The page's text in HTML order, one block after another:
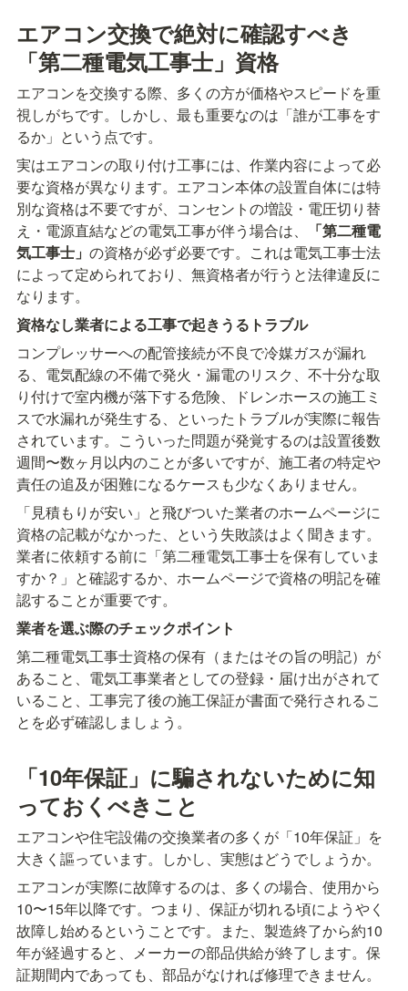
エアコン交換で絶対に確認すべき
「第二種電気工事士」資格
エアコンを交換する際、多くの方が価格やスピードを重
視しがちです。しかし、最も重要なのは「誰が工事をす
るか」という点です。
実はエアコンの取り付け工事には、作業内容によって必
要な資格が異なります。エアコン本体の設置自体には特
別な資格は不要ですが、コンセントの増設・電圧切り替
え・電源直結などの電気工事が伴う場合は、
「第二種電
気工事士」 の資格が必ず必要です。これは電気工事士法
によって定められており、無資格者が行うと法律違反に
なります。
資格なし業者による工事で起きうるトラブル
コンプレッサーへの配管接続が不良で冷媒ガスが漏れ
る、電気配線の不備で発火・漏電のリスク、不十分な取
り付けで室内機が落下する危険、ドレンホースの施工ミ
スで水漏れが発生する、といったトラブルが実際に報告
されています。こういった問題が発覚するのは設置後数
週間〜数ヶ月以内のことが多いですが、施工者の特定や
責任の追及が困難になるケースも少なくありません。
「見積もりが安い」と飛びついた業者のホームページに
資格の記載がなかった、という失敗談はよく聞きます。
業者に依頼する前に「第二種電気工事士を保有していま
すか？」と確認するか、ホームページで資格の明記を確
認することが重要です。
業者を選ぶ際のチェックポイント
第二種電気工事士資格の保有（またはその旨の明記）が
あること、電気工事業者としての登録・届け出がされて
いること、工事完了後の施工保証が書面で発行されるこ
とを必ず確認しましょう。
「10年保証」に騙されないために知
っておくべきこと
エアコンや住宅設備の交換業者の多くが「10年保証」を
大きく謳っています。しかし、実態はどうでしょうか。
エアコンが実際に故障するのは、多くの場合、使用から
10〜15年以降です。つまり、保証が切れる頃にようやく
故障し始めるということです。また、製造終了から約10
年が経過すると、メーカーの部品供給が終了します。保
証期間内であっても、部品がなければ修理できません。